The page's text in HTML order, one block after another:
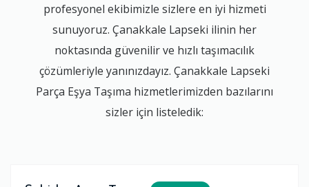
profesyonel ekibimizle sizlere en iyi hizmeti
sunuyoruz. Çanakkale Lapseki ilinin her
noktasında güvenilir ve hızlı taşımacılık
çözümleriyle yanınızdayız. Çanakkale Lapseki
Parça Eşya Taşıma hizmetlerimizden bazılarını
sizler için listeledik: